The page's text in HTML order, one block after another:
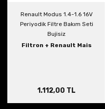
Renault Modus 1.4-1.6 16V
Periyodik Filtre Bakım Seti
Bujisiz
Filtron + Renault Mais
1.112,00 TL